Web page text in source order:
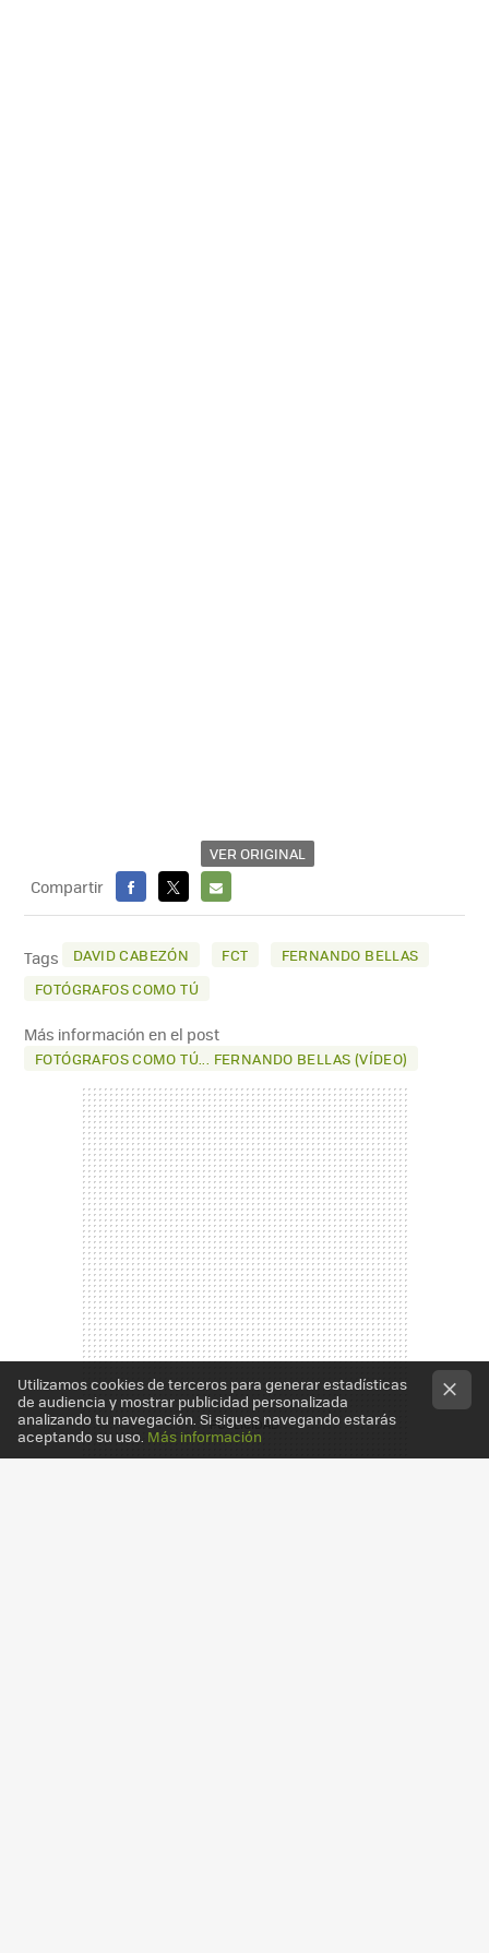
VER ORIGINAL
Compartir
FACEBOOK
X
E-
MAIL
Tags DAVID CABEZÓN FCT
FERNANDO BELLAS
FOTÓGRAFOS COMO TÚ
Más información en el post
FOTÓGRAFOS COMO TÚ... FERNANDO BELLAS (VÍDEO)
Utilizamos cookies de terceros para generar estadísticas
de audiencia y mostrar publicidad personalizada
analizando tu navegación. Si sigues navegando estarás
aceptando su uso. Más información